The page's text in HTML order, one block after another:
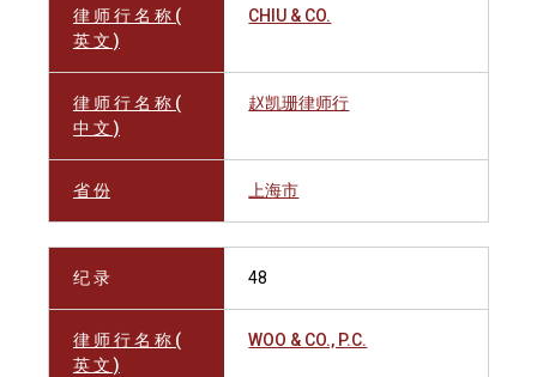
律 师 行 名 称 (
英 文 )
CHIU & CO.
律 师 行 名 称 (
中 文 )
赵凯珊律师行
省 份 上海市
纪 录 48
律 师 行 名 称 (
英 文 )
WOO & CO., P.C.